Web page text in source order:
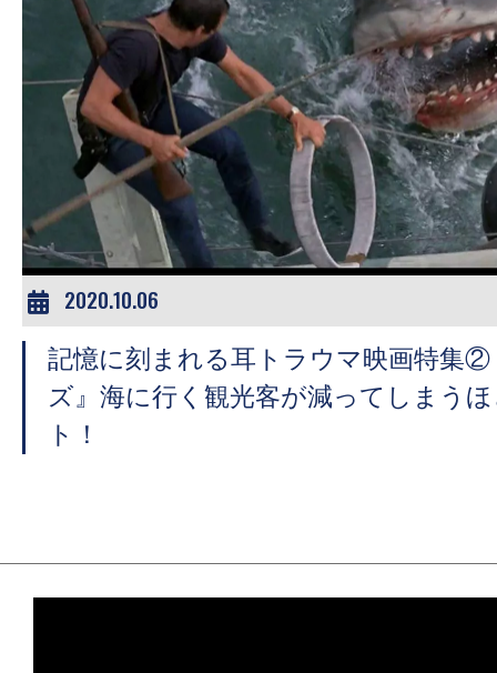
2020.10.06
記憶に刻まれる耳トラウマ映画特集②
ズ』海に行く観光客が減ってしまう
ト！